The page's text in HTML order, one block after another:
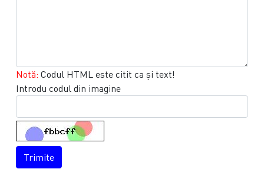
Notă: Codul HTML este citit ca şi text!
Introdu codul din imagine
Trimite